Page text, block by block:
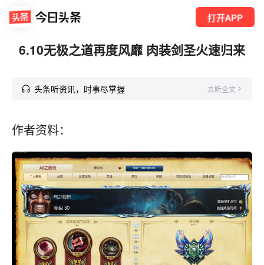
打开APP
6.10无极之道再度风靡 肉装剑圣火速归来
头条听资讯，时事尽掌握 去听全文
作者资料：